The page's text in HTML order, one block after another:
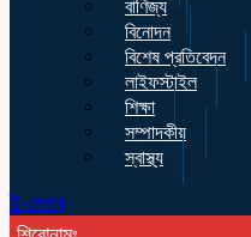
বাণিজ্য
বিনোদন
বিশেষ প্রতিবেদন
লাইফস্টাইল
শিক্ষা
সম্পাদকীয়
স্বাস্থ্য
ই-পেপার